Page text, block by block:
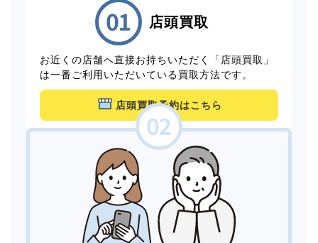
店頭買取
お近くの店舗へ直接お持ちいただく「店頭買取」
は一番ご利用いただいている買取方法です。
店頭買取予約はこちら